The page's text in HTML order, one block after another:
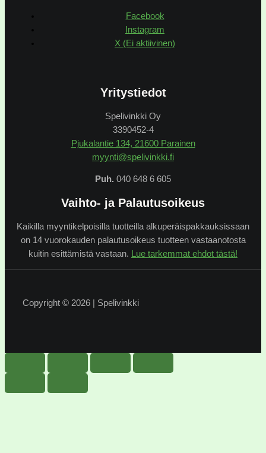
Facebook
Instagram
X (Ei aktiivinen)
Yritystiedot
Spelivinkki Oy
3390452-4
Pjukalantie 134, 21600 Parainen
myynti@spelivinkki.fi
Puh. 040 648 6 605
Vaihto- ja Palautusoikeus
Kaikilla myyntikelpoisilla tuotteilla alkuperäispakkauksissaan
on 14 vuorokauden palautusoikeus tuotteen vastaanotosta
kuitin esittämistä vastaan.
Lue tarkemmat ehdot tästä!
Copyright © 2026 | Spelivinkki